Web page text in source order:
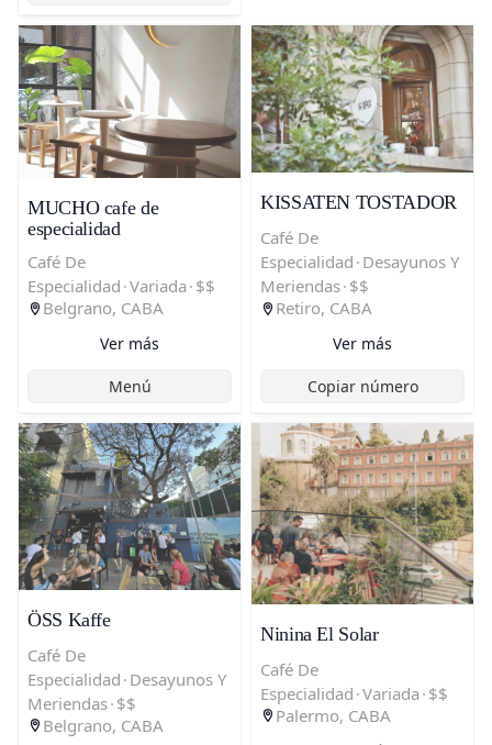
MUCHO cafe de
especialidad
Café De
Especialidad ·Variada · $$
Belgrano, CABA
Ver más
Menú
KISSATEN TOSTADOR
Café De
Especialidad · Desayunos Y
Meriendas· $$
Retiro, CABA
Ver más
Copiar número
ÖSS Kaffe
Café De
Especialidad · Desayunos Y
Meriendas· $$
Belgrano, CABA
Ninina El Solar
Café De
Especialidad ·Variada · $$
Palermo, CABA